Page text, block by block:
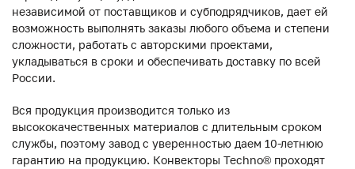
независимой от поставщиков и субподрядчиков, дает ей
возможность выполнять заказы любого объема и степени
сложности, работать с авторскими проектами,
укладываться в сроки и обеспечивать доставку по всей
России.
Вся продукция производится только из
высококачественных материалов с длительным сроком
службы, поэтому завод с уверенностью даем 10-летнюю
гарантию на продукцию. Конвекторы Techno® проходят